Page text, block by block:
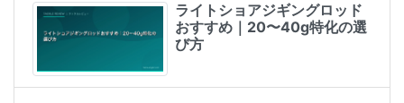
ライトショアジギングロッド
おすすめ｜20〜40g特化の選
び方